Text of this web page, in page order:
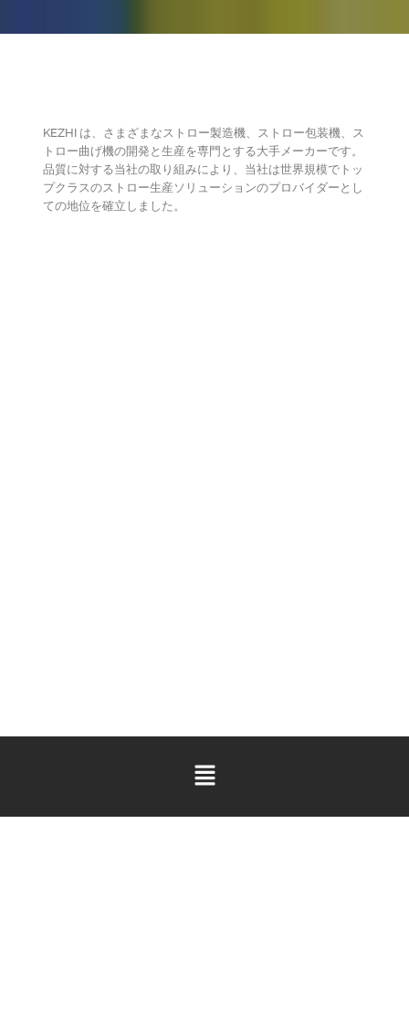
KEZHI は、さまざまなストロー製造機、ストロー包装機、ス
トロー曲げ機の開発と生産を専門とする大手メーカーです。
品質に対する当社の取り組みにより、当社は世界規模でトッ
プクラスのストロー生産ソリューションのプロバイダーとし
ての地位を確立しました。